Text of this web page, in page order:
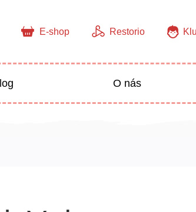
E-shop Restorio
O nás